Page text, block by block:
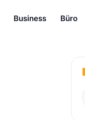
Business Büro